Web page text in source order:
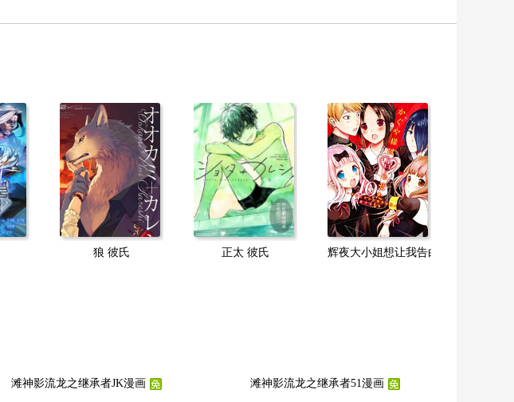
狼 彼氏 正太 彼氏 辉夜大小姐想让我告白~天才们的恋
滩神影流龙之继承者JK漫画 滩神影流龙之继承者51漫画